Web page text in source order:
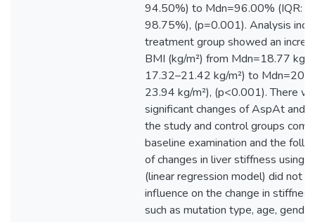
94.50%) to Mdn=96.00% (IQR:
98.75%), (p=0.001). Analysis
treatment group showed an
BMI (kg/m²) from Mdn=18.77 kg/
17.32–21.42 kg/m²) to
23.94 kg/m²), (p<0.001). There
significant changes of AspAt and
the study and control groups
baseline examination and the
of changes in liver stiffness using
(linear regression model) did not
influence on the change in
such as mutation type, age,